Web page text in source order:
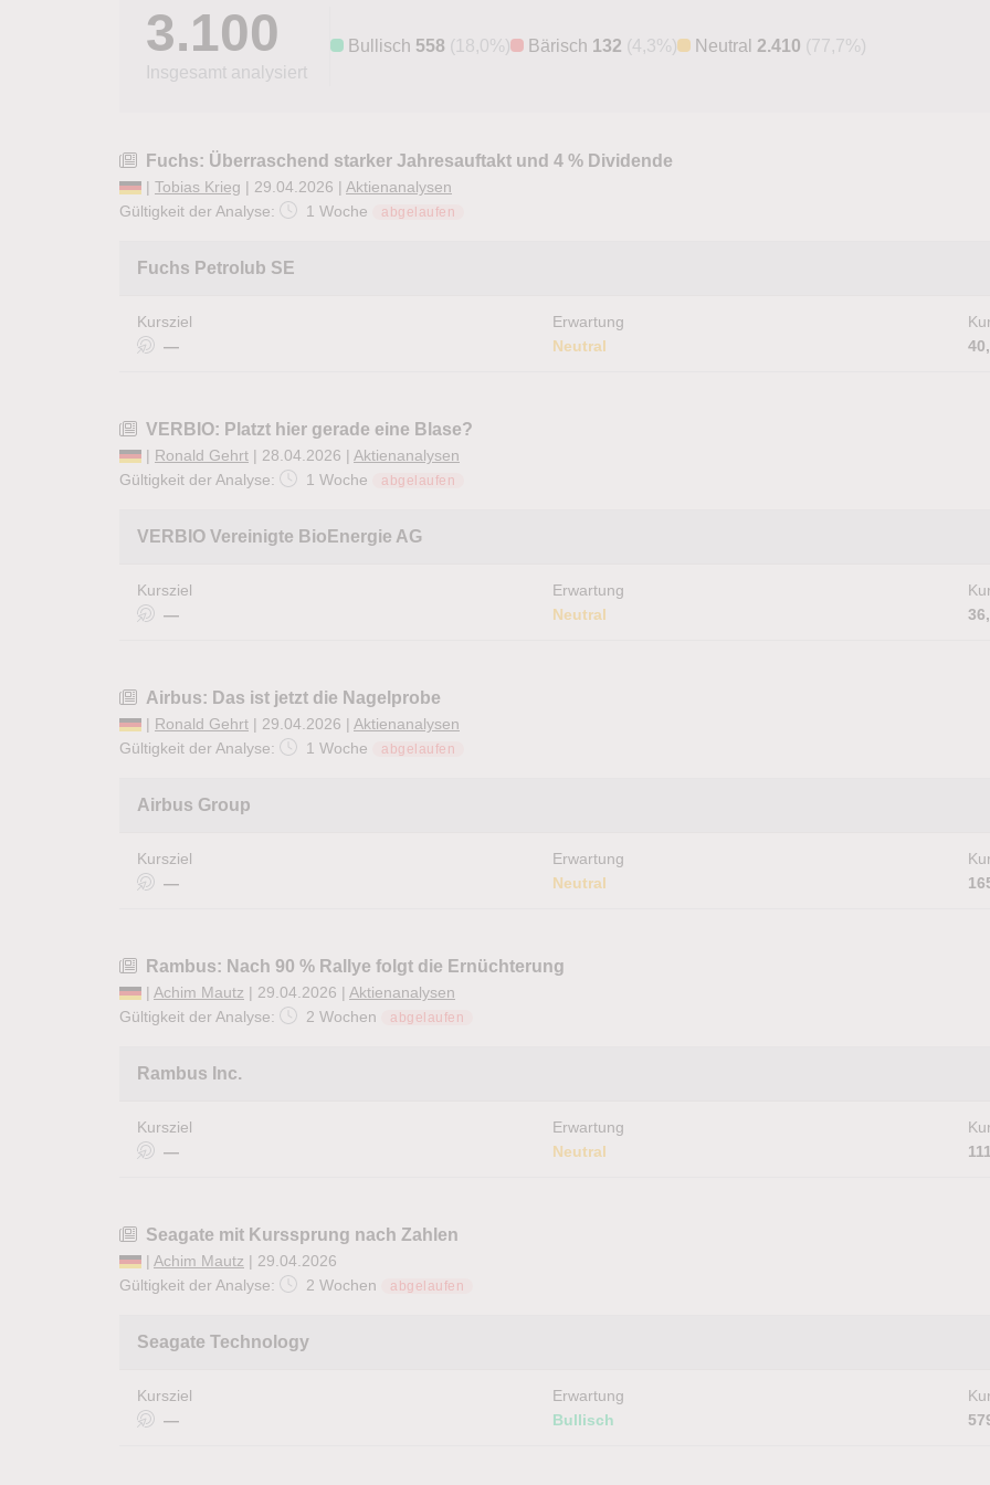
3.100
Insgesamt analysiert
Bullisch 558 (18,0%) Bärisch 132 (4,3%) Neutral 2.410 (77,7%)
Fuchs: Überraschend starker Jahresauftakt und 4 % Dividende
| Tobias Krieg | 29.04.2026 | Aktienanalysen
Gültigkeit der Analyse:
1 Woche abgelaufen
Fuchs Petrolub SE
Kursziel
—
Erwartung
Neutral
VERBIO: Platzt hier gerade eine Blase?
| Ronald Gehrt | 28.04.2026 | Aktienanalysen
Gültigkeit der Analyse:
1 Woche abgelaufen
VERBIO Vereinigte BioEnergie AG
Kursziel
—
Erwartung
Neutral
Airbus: Das ist jetzt die Nagelprobe
| Ronald Gehrt | 29.04.2026 | Aktienanalysen
Gültigkeit der Analyse:
1 Woche abgelaufen
Airbus Group
Kursziel
—
Erwartung
Neutral
Rambus: Nach 90 % Rallye folgt die Ernüchterung
| Achim Mautz | 29.04.2026 | Aktienanalysen
Gültigkeit der Analyse:
2 Wochen abgelaufen
Rambus Inc.
Kursziel
—
Erwartung
Neutral
Seagate mit Kurssprung nach Zahlen
| Achim Mautz | 29.04.2026
Gültigkeit der Analyse:
2 Wochen abgelaufen
Seagate Technology
Kursziel
—
Erwartung
Bullisch